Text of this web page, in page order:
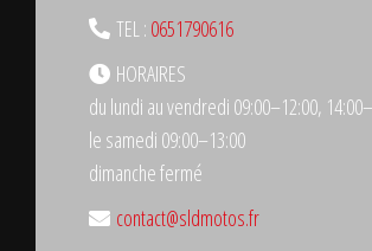
TEL : 0651790616
HORAIRES
du lundi au vendredi 09:00–12:00,
le samedi 09:00–13:00
dimanche fermé
contact@sldmotos.fr